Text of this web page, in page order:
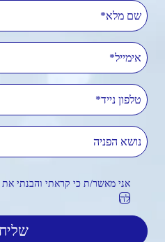
שם מלא
אימייל
טלפון נייד
נושא הפניה
אני מאשר/ת כי קראתי והבנתי את
לה